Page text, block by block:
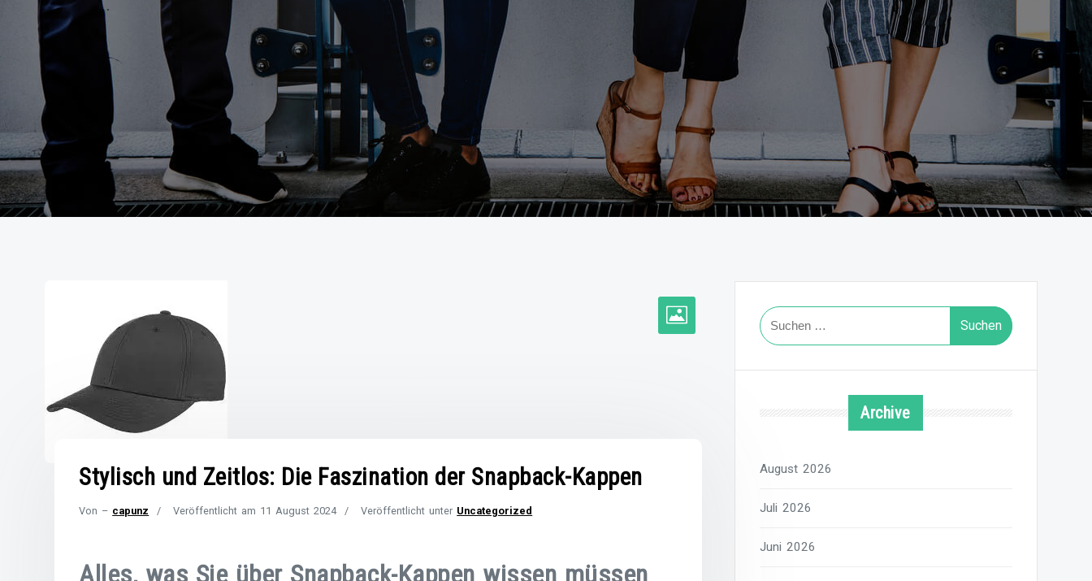
Stylisch und Zeitlos: Die Faszination der Snapback-Kappen
Von – capunz Veröffentlicht am 11 August 2024 Veröffentlicht unter Uncategorized
Alles, was Sie über Snapback-Kappen wissen müssen
Suchen
nach:
Archive
August 2026
Juli 2026
Juni 2026